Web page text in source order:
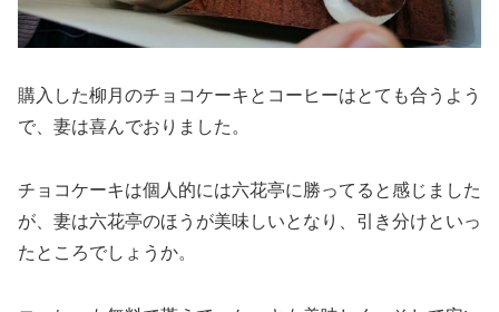
購入した柳月のチョコケーキとコーヒーはとても合うよう
で、妻は喜んでおりました。
チョコケーキは個人的には六花亭に勝ってると感じました
が、妻は六花亭のほうが美味しいとなり、引き分けといっ
たところでしょうか。